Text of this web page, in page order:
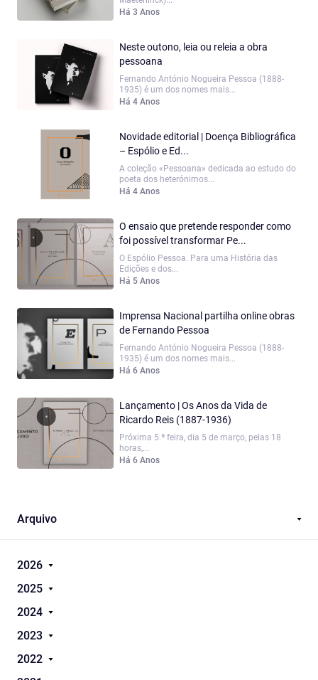
Há 3 Anos
Neste outono, leia ou releia a obra
pessoana
Fernando António Nogueira Pessoa (1888-
1935) é um dos nomes mais...
Há 4 Anos
Novidade editorial | Doença Bibliográfica
– Espólio e Ed...
A coleção «Pessoana» dedicada ao estudo do
poeta dos heterónimos...
Há 4 Anos
O ensaio que pretende responder como
foi possível transformar Pe...
O Espólio Pessoa. Para uma História das
Edições e dos...
Há 5 Anos
Imprensa Nacional partilha online obras
de Fernando Pessoa
Fernando António Nogueira Pessoa (1888-
1935) é um dos nomes mais...
Há 6 Anos
Lançamento | Os Anos da Vida de
Ricardo Reis (1887-1936)
Próxima 5.ª feira, dia 5 de março, pelas 18
horas,...
Há 6 Anos
Arquivo
2026
2025
2024
2023
2022